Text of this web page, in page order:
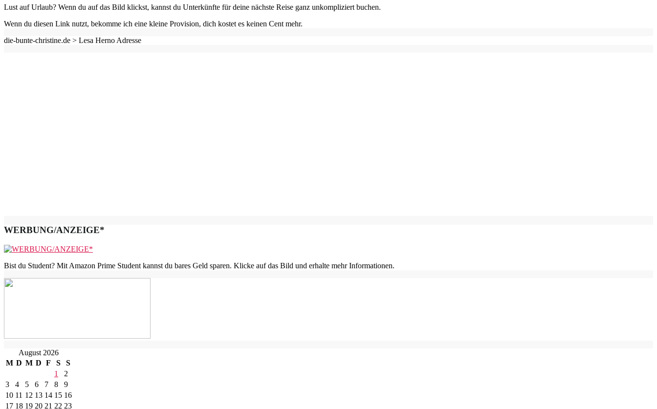
Lust auf Urlaub? Wenn du auf das Bild klickst, kannst du Unterkünfte für deine nächste Reise ganz unkompliziert buchen.
Wenn du diesen Link nutzt, bekomme ich eine kleine Provision, dich kostet es keinen Cent mehr.
die-bunte-christine.de > Lesa Herno Adresse
WERBUNG/ANZEIGE*
Bist du Student? Mit Amazon Prime Student kannst du bares Geld sparen. Klicke auf das Bild und erhalte mehr Informationen.
August 2026
M D M D F S
S
1
2
3
4 5 6 7 8
9
10 11 12 13 14 15 16
17 18 19 20 21 22 23